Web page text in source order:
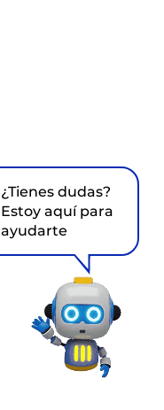
¿Tienes dudas?
Estoy aquí para
ayudarte